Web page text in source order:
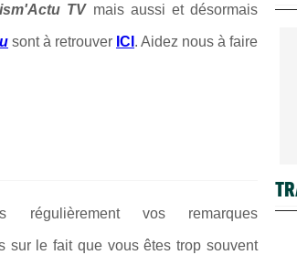
TV mais aussi et désormais
sont à retrouver ICI . Aidez nous à faire
vos remarques
sur le fait que vous êtes trop souvent